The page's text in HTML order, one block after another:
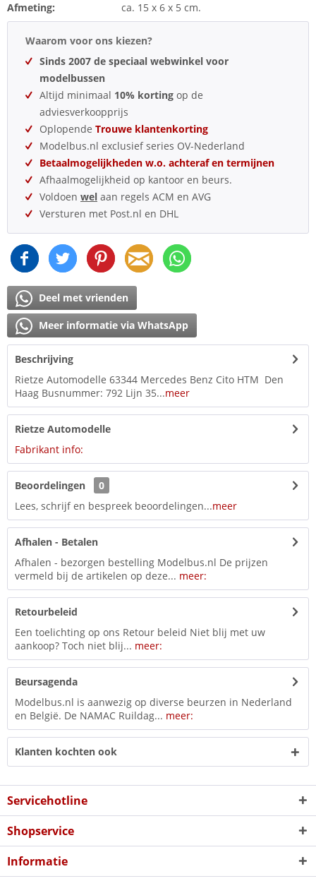
Afmeting:
ca. 15 x 6 x 5 cm.
Waarom voor ons kiezen?
Sinds 2007 de speciaal webwinkel voor
modelbussen
Altijd minimaal 10% korting op de
adviesverkoopprijs
Oplopende Trouwe klantenkorting
Modelbus.nl exclusief series OV-Nederland
Betaalmogelijkheden w.o. achteraf en termijnen
Afhaalmogelijkheid op kantoor en beurs.
Voldoen wel aan regels ACM en AVG
Versturen met Post.nl en DHL
Deel met vrienden
Meer informatie via WhatsApp
Beschrijving
Rietze Automodelle 63344 Mercedes Benz Cito HTM Den
Haag Busnummer: 792 Lijn 35...meer
Rietze Automodelle
Fabrikant info:
Beoordelingen
0
Lees, schrijf en bespreek beoordelingen...meer
Afhalen - Betalen
Afhalen - bezorgen bestelling Modelbus.nl De prijzen
vermeld bij de artikelen op deze... meer:
Retourbeleid
Een toelichting op ons Retour beleid Niet blij met uw
aankoop? Toch niet blij... meer:
Beursagenda
Modelbus.nl is aanwezig op diverse beurzen in Nederland
en België. De NAMAC Ruildag... meer:
Klanten kochten ook
Servicehotline
Shopservice
Informatie